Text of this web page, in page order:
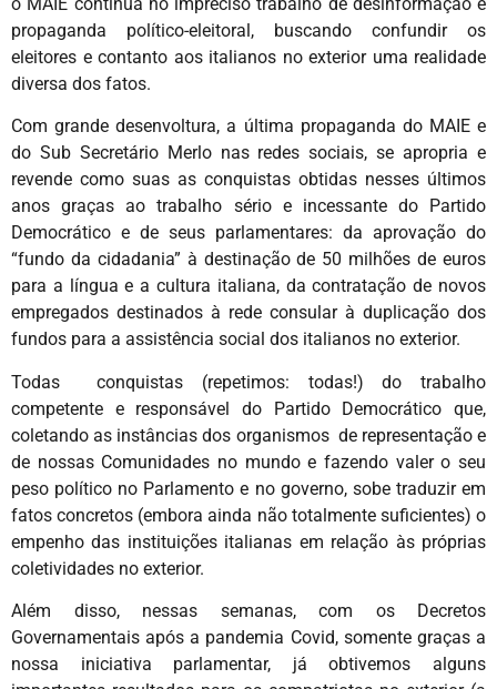
propaganda político-eleitoral, buscando confundir os
eleitores e contanto aos italianos no exterior uma realidade
diversa dos fatos.
Com grande desenvoltura, a última propaganda do MAIE e
do Sub Secretário Merlo nas redes sociais, se apropria e
revende como suas as conquistas obtidas nesses últimos
anos graças ao trabalho sério e incessante do Partido
Democrático e de seus parlamentares: da aprovação do
“fundo da cidadania” à destinação de 50 milhões de euros
para a língua e a cultura italiana, da contratação de novos
empregados destinados à rede consular à duplicação dos
fundos para a assistência social dos italianos no exterior.
Todas conquistas (repetimos: todas!) do trabalho
competente e responsável do Partido Democrático que,
coletando as instâncias dos organismos de representação e
de nossas Comunidades no mundo e fazendo valer o seu
peso político no Parlamento e no governo, sobe traduzir em
fatos concretos (embora ainda não totalmente suficientes) o
empenho das instituições italianas em relação às próprias
coletividades no exterior.
Além disso, nessas semanas, com os Decretos
Governamentais após a pandemia Covid, somente graças a
nossa iniciativa parlamentar, já obtivemos alguns